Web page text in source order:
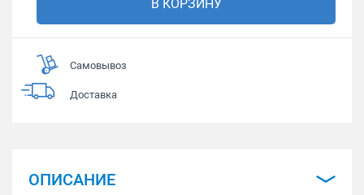
В КОРЗИНУ
Самовывоз
Доставка
ОПИСАНИЕ